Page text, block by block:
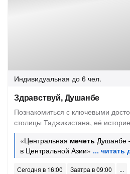
Индивидуальная до 6 чел.
Здравствуй, Душанбе
Познакомиться с ключевыми
столицы Таджикистана, её
«Центральная мечеть Душанбе
в Центральной Азии»
Сегодня в 16:00
Завтра в 09:00